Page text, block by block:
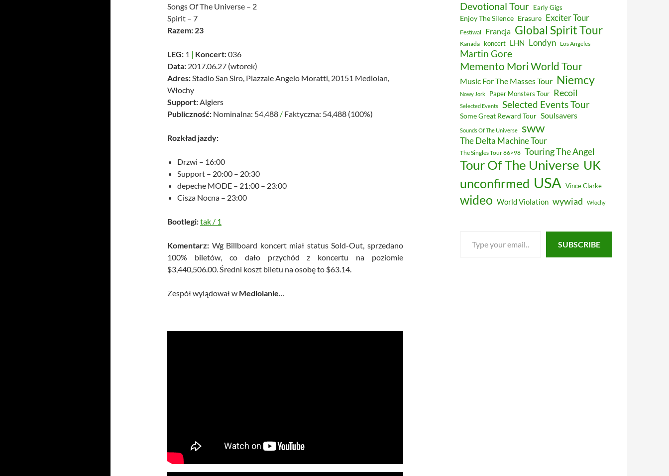
Songs Of The Universe – 2
Spirit – 7
Razem: 23
LEG: 1 | Koncert:036
Data: 2017.06.27 (wtorek)
Adres:Stadio San Siro, Piazzale Angelo Moratti, 20151 Mediolan,
Włochy
Support:Algiers
Publiczność: Nominalna: 54,488 / Faktyczna: 54,488 (100%)
Rozkład jazdy:
Drzwi – 16:00
Support – 20:00 – 20:30
depeche MODE – 21:00 – 23:00
Cisza Nocna – 23:00
Bootlegi:tak / 1
Komentarz: Wg Billboard koncert miał status Sold-Out, sprzedano
100% biletów, co dało przychód z koncertu na poziomie
$3,440,506.00. Średni koszt biletu na osobę to $63.14.
Zespół wylądował w Mediolanie…
Devotional Tour Early Gigs
Enjoy The Silence Erasure Exciter Tour
Festiwal Francja Global Spirit Tour
Kanada koncert LHN Londyn Los Angeles
Martin Gore
Memento Mori World Tour
Music For The Masses Tour Niemcy
Nowy Jork Paper Monsters Tour Recoil
Selected Events Selected Events Tour
Some Great Reward Tour Soulsavers
Sounds Of The Universe sww
The Delta Machine Tour
The Singles Tour 86>98 Touring The Angel
Tour Of The Universe UK
unconfirmed USA Vince Clarke
wideo World Violation wywiad Włochy
your
SUBSCRIBE